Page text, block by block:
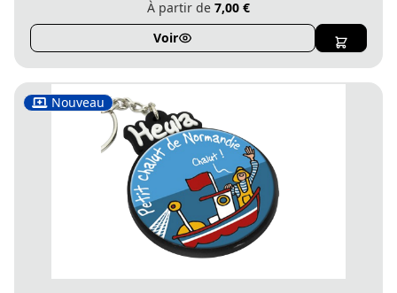
À partir de 7,00 €
Voir
Nouveau